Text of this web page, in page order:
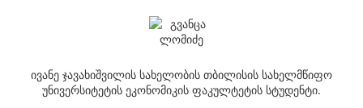
ივანე ჯავახიშვილის სახელობის თბილისის სახელმწიფო
უნივერსიტეტის ეკონომიკის ფაკულტეტის სტუდენტი.